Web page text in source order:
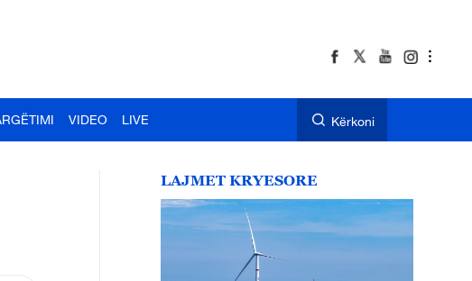
VIDEO LIVE Kërkoni
LAJMET KRYESORE